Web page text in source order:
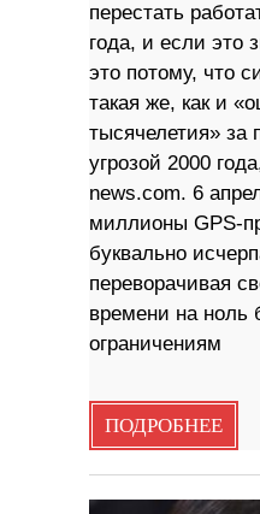
перестать
года, и если это
это потому, что
такая же, как и
тысячелетия» за
угрозой 2000
news.com. 6
миллионы GPS-
буквально
переворачивая
времени на ноль
ограничениям
ПОДРОБНЕЕ